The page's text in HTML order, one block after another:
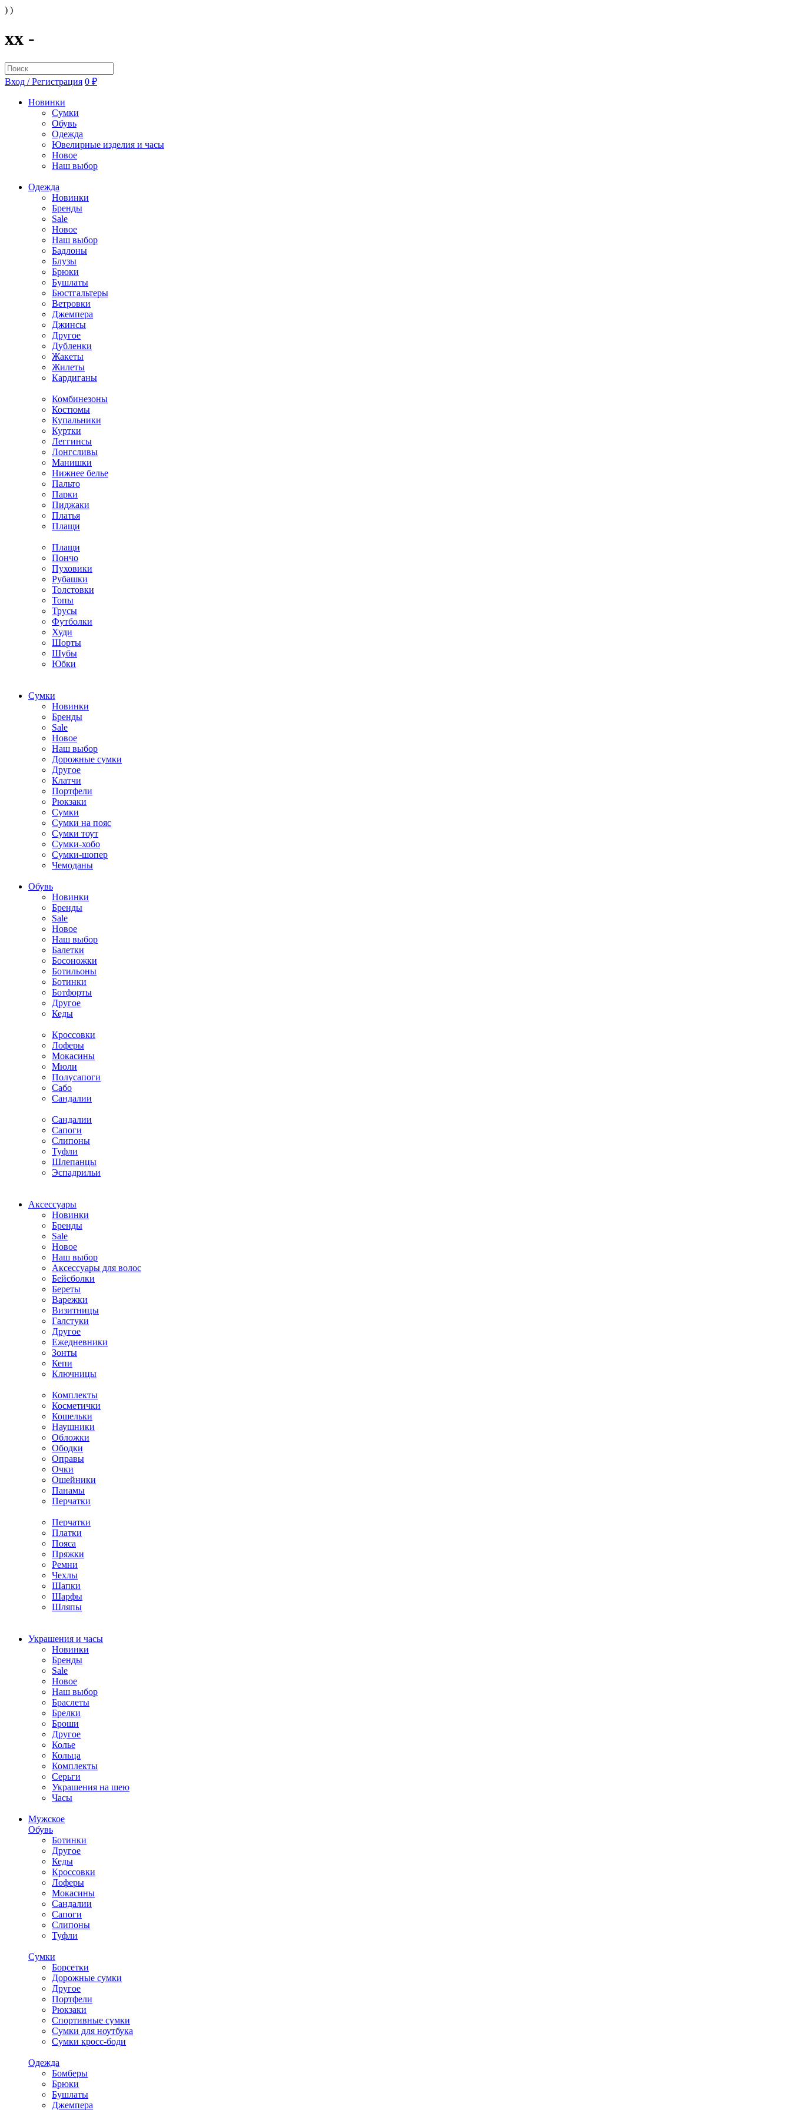
) )
xx -
Вход / Регистрация 0 ₽
Новинки
Сумки
Обувь
Одежда
Ювелирные изделия и часы
Новое
Наш выбор
Одежда
Новинки
Бренды
Sale
Новое
Наш выбор
Бадлоны
Блузы
Брюки
Бушлаты
Бюстгальтеры
Ветровки
Джемпера
Джинсы
Другое
Дубленки
Жакеты
Жилеты
Кардиганы
Комбинезоны
Костюмы
Купальники
Куртки
Леггинсы
Лонгсливы
Манишки
Нижнее белье
Пальто
Парки
Пиджаки
Платья
Плащи
Плащи
Пончо
Пуховики
Рубашки
Толстовки
Топы
Трусы
Футболки
Худи
Шорты
Шубы
Юбки
Cумки
Новинки
Бренды
Sale
Новое
Наш выбор
Дорожные сумки
Другое
Клатчи
Портфели
Рюкзаки
Сумки
Сумки на пояс
Сумки тоут
Сумки-хобо
Сумки-шопер
Чемоданы
Обувь
Новинки
Бренды
Sale
Новое
Наш выбор
Балетки
Босоножки
Ботильоны
Ботинки
Ботфорты
Другое
Кеды
Кроссовки
Лоферы
Мокасины
Мюли
Полусапоги
Сабо
Сандалии
Сандалии
Сапоги
Слипоны
Туфли
Шлепанцы
Эспадрильи
Аксессуары
Новинки
Бренды
Sale
Новое
Наш выбор
Аксессуары для волос
Бейсболки
Береты
Варежки
Визитницы
Галстуки
Другое
Ежедневники
Зонты
Кепи
Ключницы
Комплекты
Косметички
Кошельки
Наушники
Обложки
Ободки
Оправы
Очки
Ошейники
Панамы
Перчатки
Перчатки
Платки
Пояса
Пряжки
Ремни
Чехлы
Шапки
Шарфы
Шляпы
Украшения и часы
Новинки
Бренды
Sale
Новое
Наш выбор
Браслеты
Брелки
Броши
Другое
Колье
Кольца
Комплекты
Серьги
Украшения на шею
Часы
Мужское
Обувь
Ботинки
Другое
Кеды
Кроссовки
Лоферы
Мокасины
Сандалии
Сапоги
Слипоны
Туфли
Сумки
Борсетки
Дорожные сумки
Другое
Портфели
Рюкзаки
Спортивные сумки
Сумки для ноутбука
Сумки кросс-боди
Одежда
Бомберы
Брюки
Бушлаты
Джемпера